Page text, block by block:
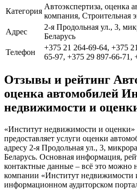
Категория
Автоэкспертиза, оценка
компания, Строительная
Адрес
2-я Продольная ул., 3,
Беларусь
Телефон
+375 21 264-69-64, +375
65-97, +375 29 897-66-71,
Отзывы и рейтинг
оценка автомобилей
недвижимости и
«Институт недвижимости и оценки»
предоставляет услуги оценки
адресу 2-я Продольная ул., 3,
Беларусь. Основная информация,
контактные данные – всё это можно
компании «Институт недвижимости
информационном аудиторском